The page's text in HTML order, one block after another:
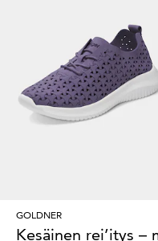
GOLDNER
Kesäinen rei’itys –